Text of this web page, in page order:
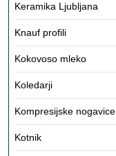
Keramika Ljubljana
Knauf profili
Kokovoso mleko
Koledarji
Kompresijske nogavice
Kotnik